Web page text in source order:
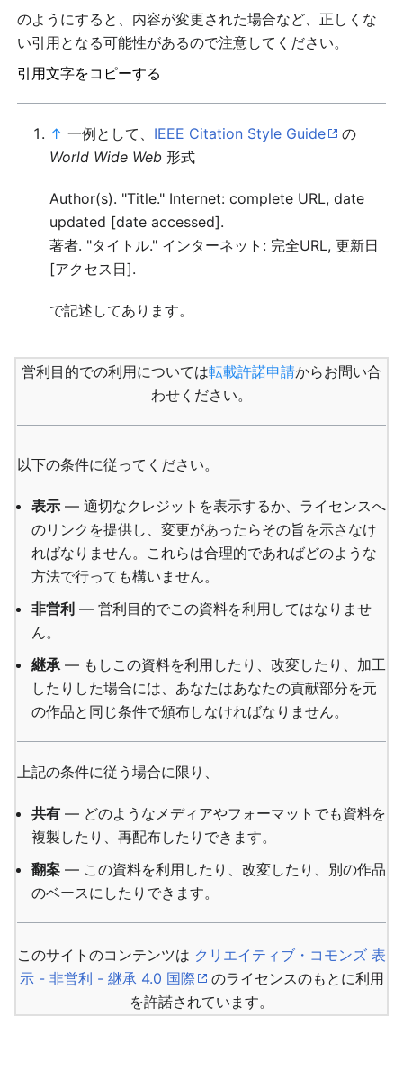
のようにすると、内容が変更された場合など、正しくな
い引用となる可能性があるので注意してください。
引用文字をコピーする
↑ 一例として、 IEEE Citation Style Guide
の
World Wide Web 形式
Author(s). "Title." Internet: complete URL, date
updated [date accessed].
著者. "タイトル." インターネット: 完全URL, 更新日
[アクセス日].
で記述してあります。
営利目的での利用については転載許諾申請からお問い合
わせください。
以下の条件に従ってください。
表示 — 適切なクレジットを表示するか、ライセンスへ
のリンクを提供し、変更があったらその旨を示さなけ
ればなりません。これらは合理的であればどのような
方法で行っても構いません。
非営利 — 営利目的でこの資料を利用してはなりませ
ん。
継承— もしこの資料を利用したり、改変したり、加工
したりした場合には、あなたはあなたの貢献部分を元
の作品と同じ条件で頒布しなければなりません。
上記の条件に従う場合に限り、
共有 — どのようなメディアやフォーマットでも資料を
複製したり、再配布したりできます。
翻案 — この資料を利用したり、改変したり、別の作品
のベースにしたりできます。
このサイトのコンテンツは クリエイティブ・コモンズ 表
示 - 非営利 - 継承 4.0 国際
のライセンスのもとに利用
を許諾されています。